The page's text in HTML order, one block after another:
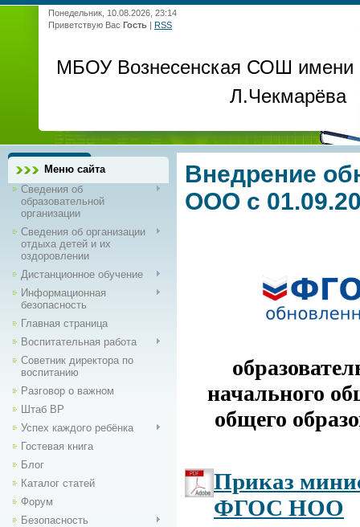
Понедельник, 10.08.2026, 23:14
Приветствую Вас Гость | RSS
МБОУ Вознесенская СОШ имени
Л.Чекмарёва
Меню сайта
Сведения об
образовательной
организации
Сведения об организации
отдыха детей и их
оздоровлении
Дистанционное обучение
Информационная
безопасность
Главная страница
Воспитательная работа
Советник директора по
воспитанию
Разговор о важном
Штаб ВР
Успех каждого ребёнка
Гостевая книга
Блог
Каталог статей
Форум
Безопасность
Внедрение
ООО с
начального
общего
Приказ
ФГОС НОО